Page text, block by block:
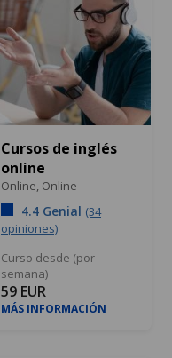
Cursos de inglés
online
Online, Online
4.4 Genial (34
opiniones)
Curso desde (por
semana)
59 EUR
MÁS INFORMACIÓN